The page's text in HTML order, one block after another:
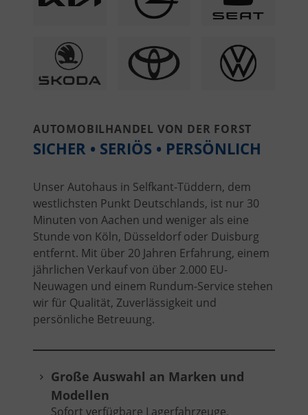
AUTOMOBILHANDEL VON DER FORST
SICHER • SERIÖS • PERSÖNLICH
Unser Autohaus in Selfkant-Tüddern, dem
westlichsten Punkt Deutschlands, ist nur 30
Minuten von Aachen und weniger als eine
Stunde von Köln, Düsseldorf oder Duisburg
entfernt. Mit über 20 Jahren Erfahrung, einem
jährlichen Verkauf von über 2.000 EU-
Neuwagen und einem Rundum-Service stehen
wir für Qualität, Zuverlässigkeit und
persönliche Betreuung.
Große Auswahl an Marken und
Modellen
Sofort verfügbare Lagerfahrzeuge,